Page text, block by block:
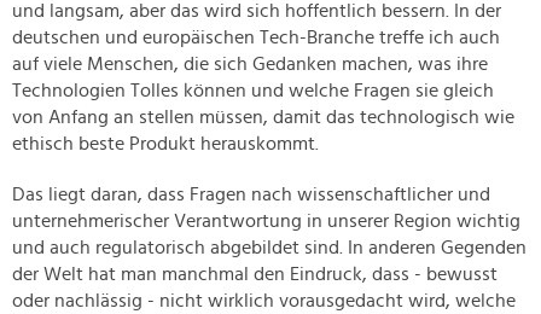
und langsam, aber das wird sich hoffentlich bessern. In der
deutschen und europäischen Tech-Branche treffe ich auch
auf viele Menschen, die sich Gedanken machen, was ihre
Technologien Tolles können und welche Fragen sie gleich
von Anfang an stellen müssen, damit das technologisch wie
ethisch beste Produkt herauskommt.
Das liegt daran, dass Fragen nach wissenschaftlicher und
unternehmerischer Verantwortung in unserer Region wichtig
und auch regulatorisch abgebildet sind. In anderen Gegenden
der Welt hat man manchmal den Eindruck, dass - bewusst
oder nachlässig - nicht wirklich vorausgedacht wird, welche